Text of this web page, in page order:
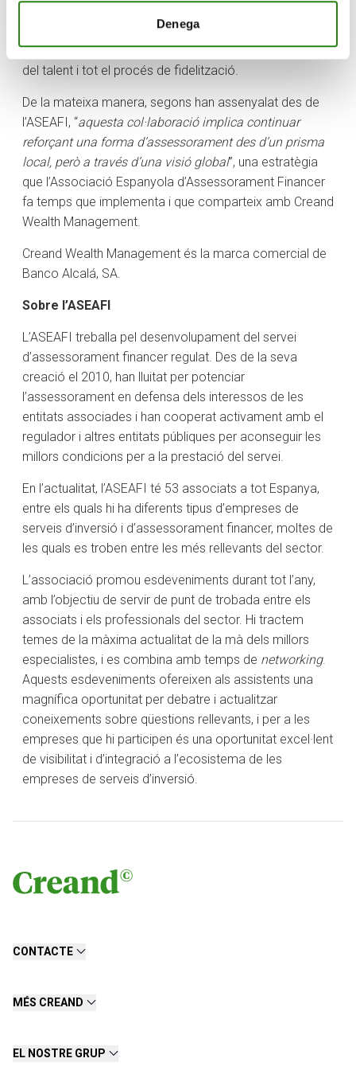
Denega
dos anys de vida, especialment pel que fa a la
consolidació en el sector de la banca privada, l’atracció
del talent i tot el procés de fidelització.
De la mateixa manera, segons han assenyalat des de
l’ASEAFI, “aquesta col·laboració implica continuar
reforçant una forma d’assessorament des d’un prisma
local, però a través d’una visió global”, una estratègia
que l’Associació Espanyola d’Assessorament Financer
fa temps que implementa i que comparteix amb Creand
Wealth Management.
Creand Wealth Management és la marca comercial de
Banco Alcalá, SA.
Sobre l’ASEAFI
L’ASEAFI treballa pel desenvolupament del servei
d’assessorament financer regulat. Des de la seva
creació el 2010, han lluitat per potenciar
l’assessorament en defensa dels interessos de les
entitats associades i han cooperat activament amb el
regulador i altres entitats públiques per aconseguir les
millors condicions per a la prestació del servei.
En l’actualitat, l’ASEAFI té 53 associats a tot Espanya,
entre els quals hi ha diferents tipus d’empreses de
serveis d’inversió i d’assessorament financer, moltes de
les quals es troben entre les més rellevants del sector.
L’associació promou esdeveniments durant tot l’any,
amb l’objectiu de servir de punt de trobada entre els
associats i els professionals del sector. Hi tractem
temes de la màxima actualitat de la mà dels millors
especialistes, i es combina amb temps de networking.
Aquests esdeveniments ofereixen als assistents una
magnífica oportunitat per debatre i actualitzar
coneixements sobre qüestions rellevants, i per a les
empreses que hi participen és una oportunitat excel·lent
de visibilitat i d’integració a l’ecosistema de les
empreses de serveis d’inversió.
CONTACTE
MÉS CREAND
EL NOSTRE GRUP